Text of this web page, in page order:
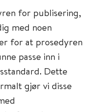
for publisering,
med noen
for at prosedyren
passe inn i
Dette
gjør vi disse